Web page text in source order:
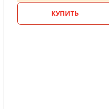
КУПИТЬ